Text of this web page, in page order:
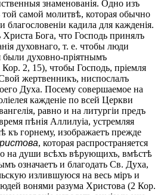
знаменованія. Одно изъ
той самой молитвѣ, которая обычно
благословеніи кадила для кажденія.
Бога, что Господь принялъ
духовнаго, т. е. чтобы люди
были духовно-пріятнымъ
2, 15), чтобы Господь, пріемля
жертвенникъ, ниспослалъ
Духа. Посему совершаемое на
кажденіе по всей Церкви
равно и на литургіи предъ
пѣнія Аллилуіа, устремляя
къ горнему, изображаетъ прежде
, которая распространяется
на души всѣхъ вѣрующихъ, вмѣстѣ
означаетъ и благодать Св. Духа,
излившуюся на весь міръ и
вонями разума Христова (2 Кор.